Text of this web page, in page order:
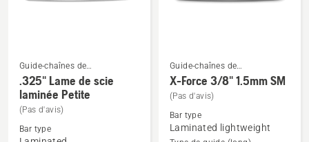
Voir
plus
de
détails
Guide-chaînes de
tronçonneuses
.325" Lame de scie
laminée Petite
(Pas d'avis)
Bar type
Voir
plus
de
détails
Guide-chaînes de
tronçonneuses
X-Force 3/8" 1.5mm SM
(Pas d'avis)
Bar type
Laminated lightweight